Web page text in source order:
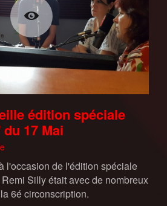
édition spéciale
17 Mai
l'occasion de l'édition spéciale
Silly était avec de nombreux
6é circonscription.